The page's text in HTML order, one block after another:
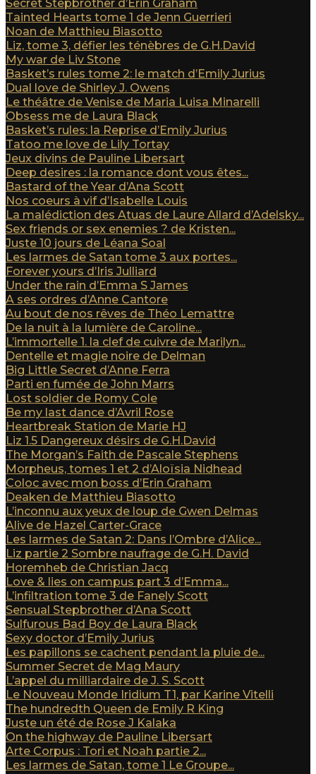
Secret Stepbrother d’Erin Graham
Tainted Hearts tome 1 de Jenn Guerrieri
Noan de Matthieu Biasotto
Liz, tome 3, défier les ténèbres de G.H.David
My war de Liv Stone
Basket’s rules tome 2: le match d’Emily Jurius
Dual love de Shirley J. Owens
Le théâtre de Venise de Maria Luisa Minarelli
Obsess me de Laura Black
Basket’s rules: la Reprise d’Emily Jurius
Tatoo me love de Lily Tortay
Jeux divins de Pauline Libersart
Deep desires : la romance dont vous êtes...
Bastard of the Year d’Ana Scott
Nos coeurs à vif d’Isabelle Louis
La malédiction des Atuas de Laure Allard d’Adelsky...
Sex friends or sex enemies ? de Kristen...
Juste 10 jours de Léana Soal
Les larmes de Satan tome 3 aux portes...
Forever yours d’Iris Julliard
Under the rain d’Emma S James
A ses ordres d’Anne Cantore
Au bout de nos rêves de Théo Lemattre
De la nuit à la lumière de Caroline...
L’immortelle 1. la clef de cuivre de Marilyn...
Dentelle et magie noire de Delman
Big Little Secret d’Anne Ferra
Parti en fumée de John Marrs
Lost soldier de Romy Cole
Be my last dance d’Avril Rose
Heartbreak Station de Marie HJ
Liz 1.5 Dangereux désirs de G.H.David
The Morgan’s Faith de Pascale Stephens
Morpheus, tomes 1 et 2 d’Aloïsia Nidhead
Coloc avec mon boss d’Erin Graham
Deaken de Matthieu Biasotto
L’inconnu aux yeux de loup de Gwen Delmas
Alive de Hazel Carter-Grace
Les larmes de Satan 2: Dans l’Ombre d’Alice...
Liz partie 2 Sombre naufrage de G.H. David
Horemheb de Christian Jacq
Love & lies on campus part 3 d’Emma...
L’infiltration tome 3 de Fanely Scott
Sensual Stepbrother d’Ana Scott
Sulfurous Bad Boy de Laura Black
Sexy doctor d’Emily Jurius
Les papillons se cachent pendant la pluie de...
Summer Secret de Mag Maury
L’appel du milliardaire de J. S. Scott
Le Nouveau Monde Iridium T1, par Karine Vitelli
The hundredth Queen de Emily R King
Juste un été de Rose J Kalaka
On the highway de Pauline Libersart
Arte Corpus : Tori et Noah partie 2...
Les larmes de Satan, tome 1 Le Groupe...